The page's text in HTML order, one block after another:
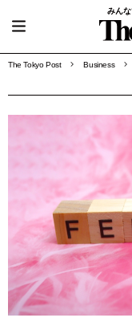
みん
The Tokyo Post Business